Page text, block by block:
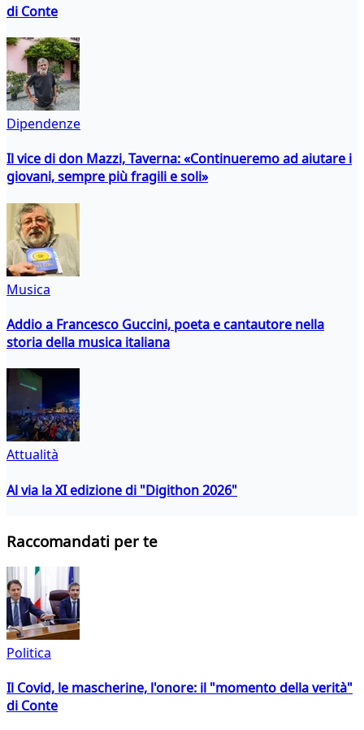
di Conte
Dipendenze
Il vice di don Mazzi, Taverna: «Continueremo ad aiutare i
giovani, sempre più fragili e soli»
Musica
Addio a Francesco Guccini, poeta e cantautore nella
storia della musica italiana
Attualità
Al via la XI edizione di "Digithon 2026"
Raccomandati per te
Politica
Il Covid, le mascherine, l'onore: il "momento della verità"
di Conte